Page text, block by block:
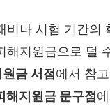
비나 시험 기간의
해지원금으로 덜
금 서점 에서 참
해지원금 문구점